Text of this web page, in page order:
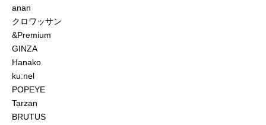
anan
クロワッサン
&Premium
GINZA
Hanako
ku:nel
POPEYE
Tarzan
BRUTUS